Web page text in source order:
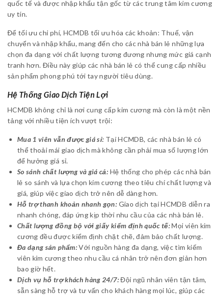
quốc tế và được nhập khẩu tận gốc từ các trung tâm kim cương
uy tín.
Để tối ưu chi phí, HCMDB tối ưu hóa các khoản: Thuế, vận
chuyển và nhập khẩu, mang đến cho các nhà bán lẻ những lựa
chọn đa dạng với chất lượng tương đương nhưng mức giá cạnh
tranh hơn. Điều này giúp các nhà bán lẻ có thể cung cấp nhiều
sản phẩm phong phú tới tay người tiêu dùng.
Hệ Thống Giao Dịch Tiện Lợi
HCMDB không chỉ là nơi cung cấp kim cương mà còn là một nền
tảng với nhiều tiện ích vượt trội:
Mua 1 viên vẫn được giá sỉ: Tại HCMDB, các nhà bán lẻ có
thể thoải mái giao dịch mà không cần phải mua số lượng lớn
để hưởng giá sỉ.
So sánh chất lượng và giá cả: Hệ thống cho phép các nhà bán
lẻ so sánh và lựa chọn kim cương theo tiêu chí chất lượng và
giá, giúp việc giao dịch trở nên dễ dàng hơn.
Hỗ trợ thanh khoản nhanh gọn: Giao dịch tại HCMDB diễn ra
nhanh chóng, đáp ứng kịp thời nhu cầu của các nhà bán lẻ.
Chất lượng đồng bộ với giấy kiểm định quốc tế:Mọi viên kim
cương đều được kiểm định chặt chẽ, đảm bảo chất lượng.
Đa dạng sản phẩm:Với nguồn hàng đa dạng, việc tìm kiếm
viên kim cương theo nhu cầu cá nhân trở nên đơn giản hơn
bao giờ hết.
Dịch vụ hỗ trợ khách hàng 24/7:Đội ngũ nhân viên tận tâm,
sẵn sàng hỗ trợ và tư vấn cho khách hàng mọi lúc, giúp các